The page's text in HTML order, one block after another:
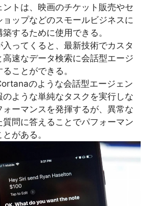
トは、映画のチケット販売やセ
ョップなどのスモールビジネスに
するために使用できる。
ってくると、最新技術でカスタ
高速なデータ検索に会話型エージ
ことができる。
のような会話型エージェン
のような単純なタスクを実行しな
ォーマンスを発揮するが、異常な
質問に答えることでパフォーマン
がある。